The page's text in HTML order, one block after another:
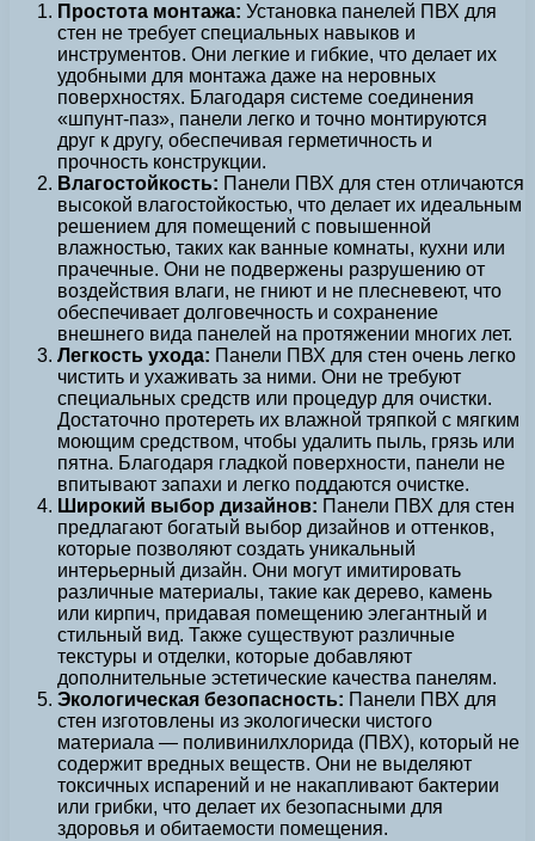
Простота монтажа: Установка панелей ПВХ для
стен не требует специальных навыков и
инструментов. Они легкие и гибкие, что делает их
удобными для монтажа даже на неровных
поверхностях. Благодаря системе соединения
«шпунт-паз», панели легко и точно монтируются
друг к другу, обеспечивая герметичность и
прочность конструкции.
Влагостойкость: Панели ПВХ для стен отличаются
высокой влагостойкостью, что делает их идеальным
решением для помещений с повышенной
влажностью, таких как ванные комнаты, кухни или
прачечные. Они не подвержены разрушению от
воздействия влаги, не гниют и не плесневеют, что
обеспечивает долговечность и сохранение
внешнего вида панелей на протяжении многих лет.
Легкость ухода: Панели ПВХ для стен очень легко
чистить и ухаживать за ними. Они не требуют
специальных средств или процедур для очистки.
Достаточно протереть их влажной тряпкой с мягким
моющим средством, чтобы удалить пыль, грязь или
пятна. Благодаря гладкой поверхности, панели не
впитывают запахи и легко поддаются очистке.
Широкий выбор дизайнов: Панели ПВХ для стен
предлагают богатый выбор дизайнов и оттенков,
которые позволяют создать уникальный
интерьерный дизайн. Они могут имитировать
различные материалы, такие как дерево, камень
или кирпич, придавая помещению элегантный и
стильный вид. Также существуют различные
текстуры и отделки, которые добавляют
дополнительные эстетические качества панелям.
Экологическая безопасность: Панели ПВХ для
стен изготовлены из экологически чистого
материала — поливинилхлорида (ПВХ), который не
содержит вредных веществ. Они не выделяют
токсичных испарений и не накапливают бактерии
или грибки, что делает их безопасными для
здоровья и обитаемости помещения.